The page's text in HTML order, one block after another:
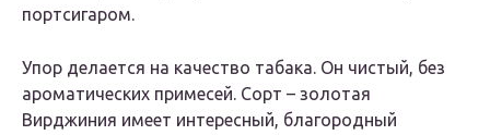
портсигаром.
Упор делается на качество табака. Он чистый, без
ароматических примесей. Сорт – золотая
Вирджиния имеет интересный, благородный